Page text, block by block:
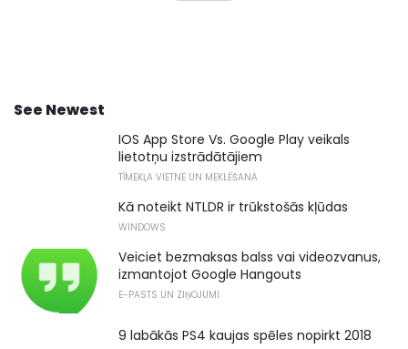
See Newest
IOS App Store Vs. Google Play veikals
lietotņu izstrādātājiem
TĪMEKĻA VIETNE UN MEKLĒŠANA
Kā noteikt NTLDR ir trūkstošās kļūdas
WINDOWS
Veiciet bezmaksas balss vai videozvanus,
izmantojot Google Hangouts
E-PASTS UN ZIŅOJUMI
9 labākās PS4 kaujas spēles nopirkt 2018